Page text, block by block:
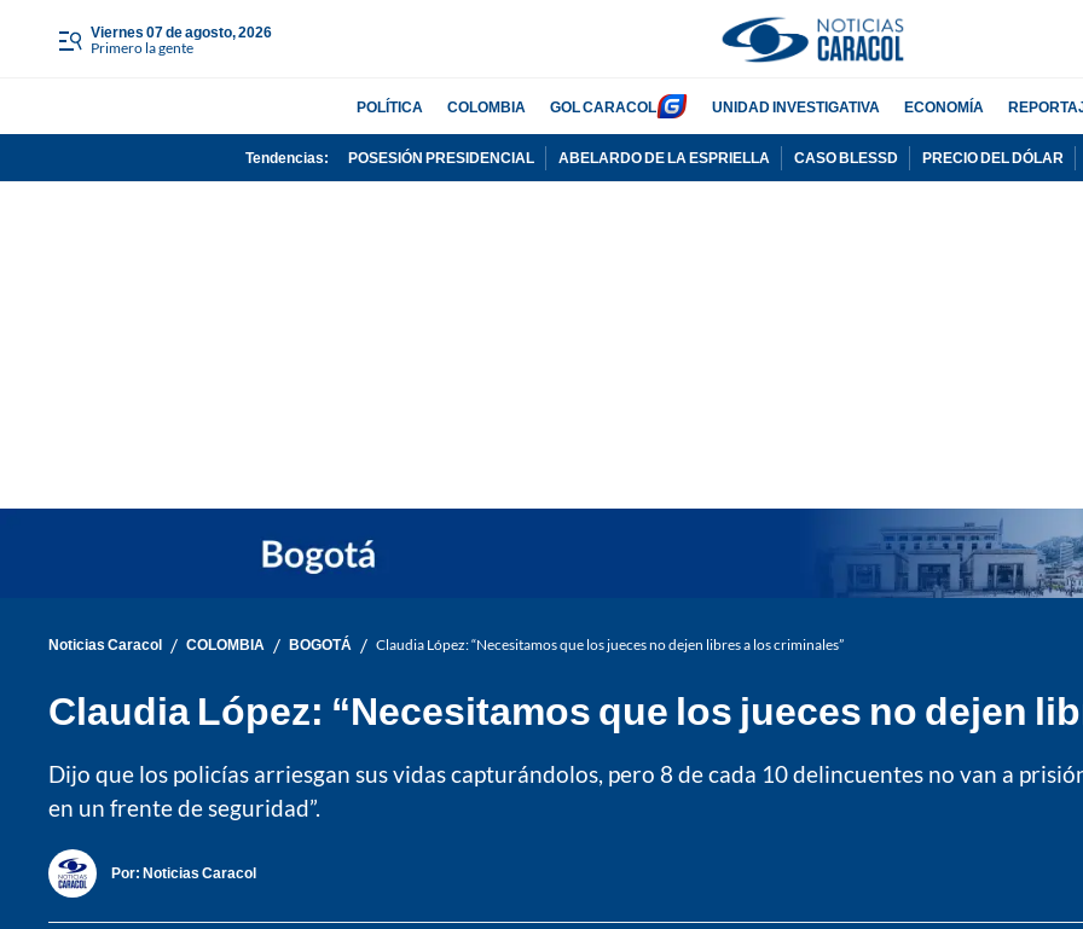
viernes 07 de agosto, 2026
Primero la gente
POLÍTICA COLOMBIA GOL CARACOL UNIDAD INVESTIGATIVA ECONOMÍA
Tendencias: POSESIÓN PRESIDENCIAL ABELARDO DE LA ESPRIELLA CASO BLESSD PRECIO DEL DÓLAR
Noticias Caracol / COLOMBIA / BOGOTÁ / Claudia López: “Necesitamos que los jueces no dejen libres a los criminales”
Claudia López: “Necesitamos que los jueces no dejen
Dijo que los policías arriesgan sus vidas capturándolos, pero 8 de cada 10 delincuentes no van a
en un frente de seguridad”.
Por: Noticias Caracol